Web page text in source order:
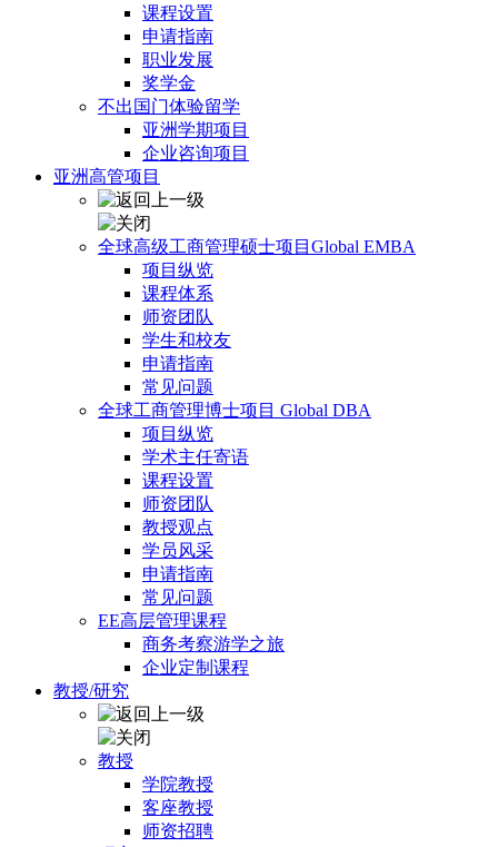
课程设置
申请指南
职业发展
奖学金
不出国门体验留学
亚洲学期项目
企业咨询项目
亚洲高管项目
全球高级工商管理硕士项目Global EMBA
项目纵览
课程体系
师资团队
学生和校友
申请指南
常见问题
全球工商管理博士项目 Global DBA
项目纵览
学术主任寄语
课程设置
师资团队
教授观点
学员风采
申请指南
常见问题
EE高层管理课程
商务考察游学之旅
企业定制课程
教授/研究
教授
学院教授
客座教授
师资招聘